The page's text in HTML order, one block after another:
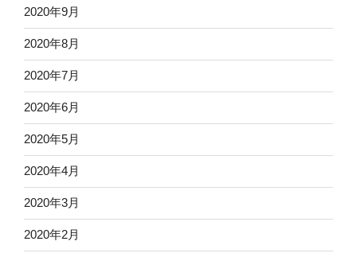
2020年9月
2020年8月
2020年7月
2020年6月
2020年5月
2020年4月
2020年3月
2020年2月